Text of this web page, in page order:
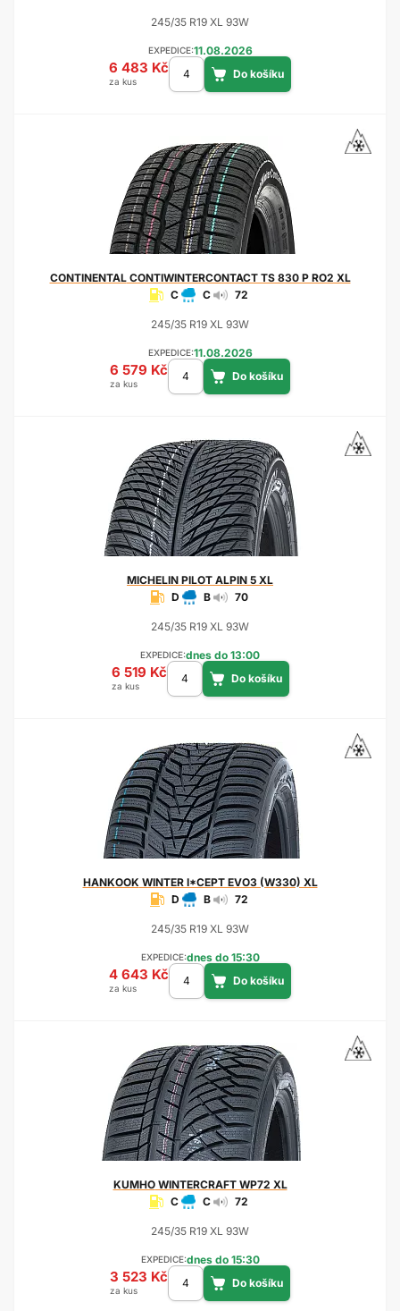
245/35 R19 XL 93W
EXPEDICE:11.08.2026
6 483 Kč
za kus
CONTINENTALCONTIWINTERCONTACT TS 830 P RO2 XL
C
C 72
245/35 R19 XL 93W
EXPEDICE:11.08.2026
6 579 Kč
za kus
MICHELIN PILOT ALPIN 5 XL
D
B 70
245/35 R19 XL 93W
EXPEDICE:dnes do 13:00
6 519 Kč
za kus
HANKOOK WINTER I*CEPT EVO3 (W330) XL
D
B 72
245/35 R19 XL 93W
EXPEDICE:dnes do 15:30
4 643 Kč
za kus
KUMHOWINTERCRAFT WP72 XL
C
C 72
245/35 R19 XL 93W
EXPEDICE:dnes do 15:30
3 523 Kč
za kus